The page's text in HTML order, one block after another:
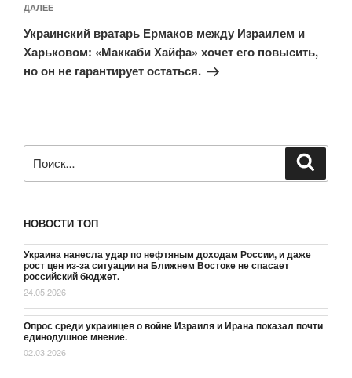
Следующая
запись
ДАЛЕЕ
Украинский вратарь Ермаков между Израилем и
Харьковом: «Маккаби Хайфа» хочет его повысить,
но он не гарантирует остаться.
НОВОСТИ ТОП
Украина нанесла удар по нефтяным доходам России, и даже
рост цен из-за ситуации на Ближнем Востоке не спасает
российский бюджет.
24.05.2026
Опрос среди украинцев о войне Израиля и Ирана показал почти
единодушное мнение.
02.03.2026